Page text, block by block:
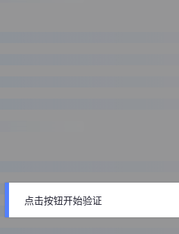
点击按钮开始验证